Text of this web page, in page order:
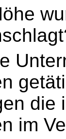
die
im